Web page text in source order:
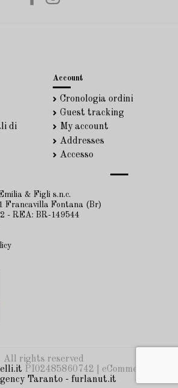
di
Account
Cronologia ordini
Guest tracking
My account
Addresses
Accesso
& Figli s.n.c.
Francavilla Fontana (Br)
- REA: BR-149544
All rights reserved
PI02485860742 | eCommerce by
Taranto - furlanut.it